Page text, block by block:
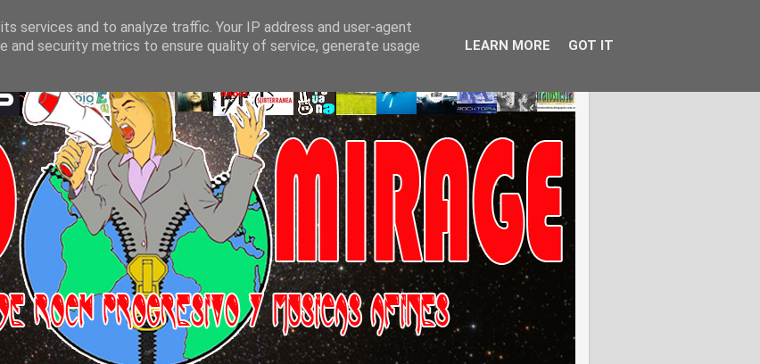
services and to analyze traffic. Your IP address and user-agent
and security metrics to ensure quality of service, generate usage
LEARN MORE GOT IT